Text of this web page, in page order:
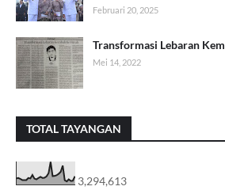
Februari 20, 2025
Transformasi Lebaran
Mei 14, 2022
TOTAL TAYANGAN
3,294,613